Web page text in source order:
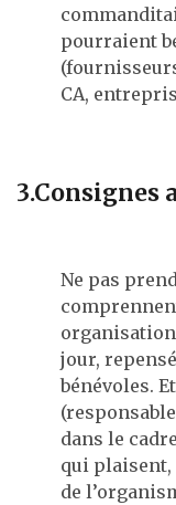
pourraient
CA,
3.Consignes
Ne pas
jour,
bénévoles.
dans le
qui plaisent,
de